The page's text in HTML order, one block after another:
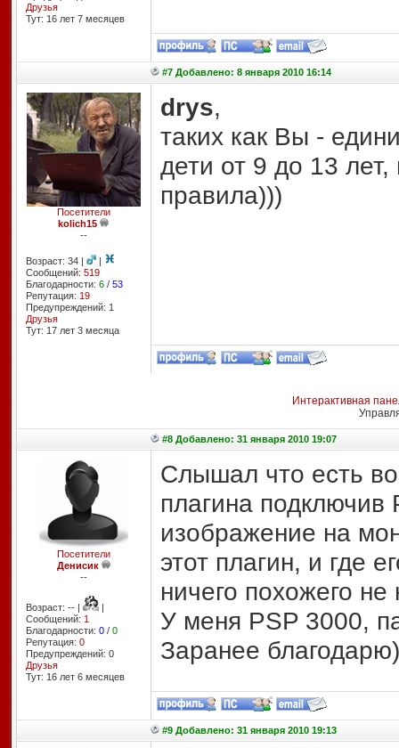
Друзья
Тут: 16 лет 7 месяцев
#7 Добавлено: 8 января 2010 16:14
Посетители
kolich15
--
Возраст: 34 |
|
Сообщений: 519
Благодарности: 6/ 53
Репутация: 19
Предупреждений: 1
Друзья
Тут: 17 лет 3 месяцa
drys,
таких как Вы -
дети от 9 до 13
правила)))
Интерактивная
#8 Добавлено: 31 января 2010 19:07
Посетители
Денисик
--
Возраст: -- |
|
Сообщений: 1
Благодарности: 0/ 0
Репутация: 0
Предупреждений: 0
Друзья
Тут: 16 лет 6 месяцев
Слышал что есть
плагина подключив
изображение на
этот плагин, и где
ничего похожего
У меня PSP 3000,
Заранее благодарю)
#9 Добавлено: 31 января 2010 19:13